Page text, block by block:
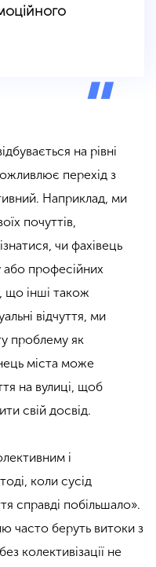
на рівні
перехід з
Наприклад, ми
почуттів,
чи фахівець
або професійних
що інші також
відчуття, ми
проблему як
міста може
на вулиці, щоб
свій досвід.
і
коли сусід
справді побільшало».
часто беруть витоки з
колективізації не